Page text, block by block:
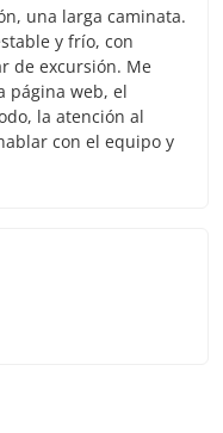
una larga caminata.
y frío, con
de excursión. Me
página web, el
la atención al
con el equipo y